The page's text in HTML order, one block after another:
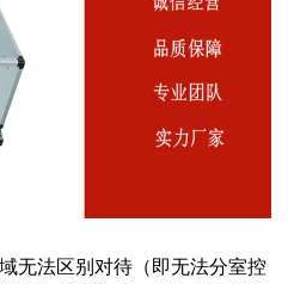
无法区别对待（即无法分室控